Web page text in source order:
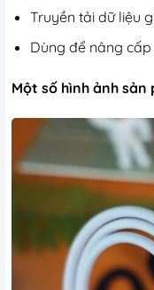
Truyền tải dữ liệu
Dùng để nâng
Một số hình ảnh sản